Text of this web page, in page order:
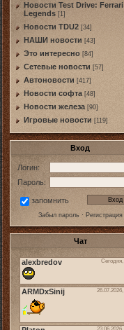
Новости Test Drive: Ferrari
Legends [1]
Новости TDU2 [34]
НАШИ новости [43]
Это интересно [84]
Сетевые новости [57]
Автоновости [417]
Новости софта [48]
Новоcти железа [90]
Игровые новости [119]
Вход
Логин:
Пароль:
запомнить
Забыл пароль· Регистрация
Чат